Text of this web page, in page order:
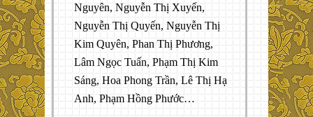
Nguyên, Nguyễn Thị Xuyến,
Nguyễn Thị Quyến, Nguyễn Thị
Kim Quyên, Phan Thị Phương,
Lâm Ngọc Tuấn, Phạm Thị Kim
Sáng, Hoa Phong Trần, Lê Thị Hạ
Anh, Phạm Hồng Phước…